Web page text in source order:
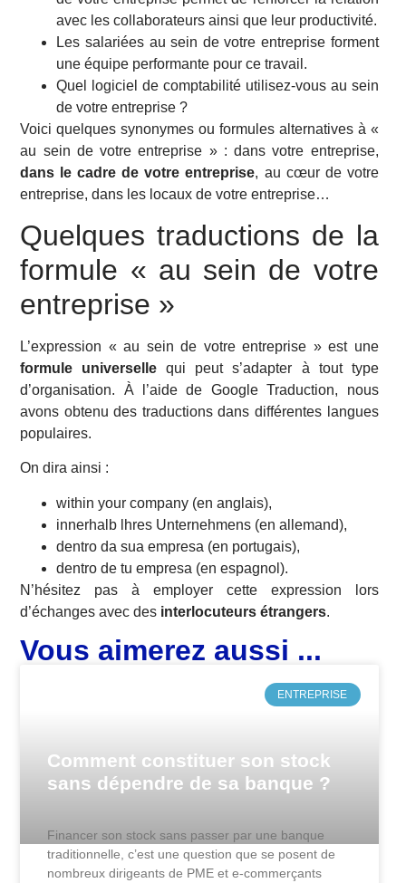
avec les collaborateurs ainsi que leur productivité.
Les salariées au sein de votre entreprise forment
une équipe performante pour ce travail.
Quel logiciel de comptabilité utilisez-vous au sein
de votre entreprise ?
Voici quelques synonymes ou formules alternatives à «
au sein de votre entreprise » : dans votre entreprise,
dans le cadre de votre entreprise, au cœur de votre
entreprise, dans les locaux de votre entreprise…
Quelques traductions de la
formule « au sein de votre
entreprise »
L’expression « au sein de votre entreprise » est une
formule universelle qui peut s’adapter à tout type
d’organisation. À l’aide de Google Traduction, nous
avons obtenu des traductions dans différentes langues
populaires.
On dira ainsi :
within your company (en anglais),
innerhalb lhres Unternehmens (en allemand),
dentro da sua empresa (en portugais),
dentro de tu empresa (en espagnol).
N’hésitez pas à employer cette expression lors
d’échanges avec des interlocuteurs étrangers.
Vous aimerez aussi ...
ENTREPRISE
Comment constituer son stock
sans dépendre de sa banque ?
Financer son stock sans passer par une banque
traditionnelle, c’est une question que se posent de
nombreux dirigeants de PME et e-commerçants